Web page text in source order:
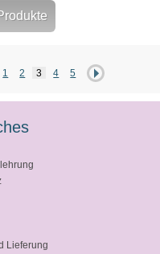
1 2 3 4 5
Lieferung